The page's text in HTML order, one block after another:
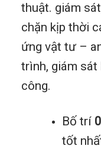
thuật. giám
chặn kịp thời
ứng vật tư –
trình, giám
công.
Bố trí
tốt